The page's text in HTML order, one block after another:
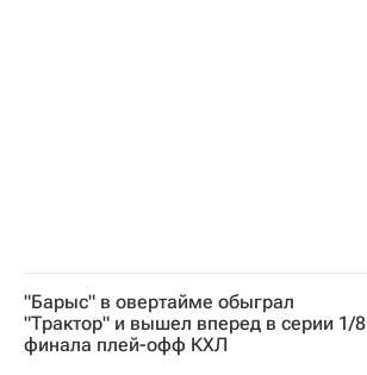
"Барыс" в овертайме обыграл
"Трактор" и вышел вперед в серии 1/8
финала плей-офф КХЛ